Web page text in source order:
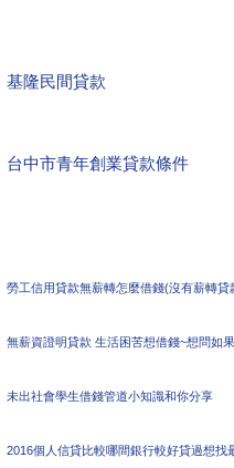
基隆民間貸款
台中市青年創業貸款條件
勞工信用貸款無薪轉怎麼借錢(沒有薪轉貸
無薪資證明貸款 生活困苦想借錢~想問如
未出社會學生借錢管道小知識和你分享
2016個人信貸比較哪間銀行較好貸過想找